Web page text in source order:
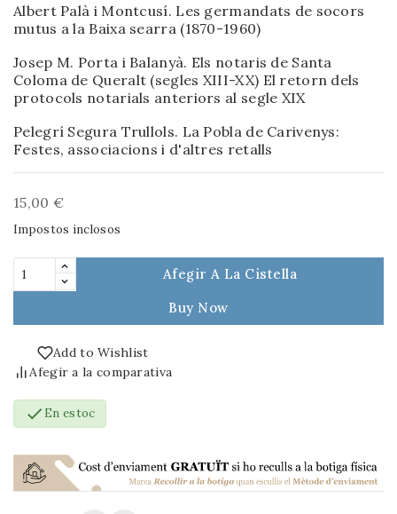
Albert Palà i Montcusí. Les germandats de socors
mutus a la Baixa searra (1870-1960)
Josep M. Porta i Balanyà. Els notaris de Santa
Coloma de Queralt (segles XIII-XX) El retorn dels
protocols notarials anteriors al segle XIX
Pelegrí Segura Trullols. La Pobla de Carivenys:
Festes, associacions i d'altres retalls
15,00 €
Impostos inclosos
Afegir A La Cistella
Buy Now
Add to Wishlist
Afegir a la comparativa
 En estoc